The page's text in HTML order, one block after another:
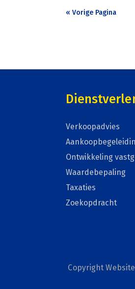
« Vorige Pagina
Verkoopadvies
Ontwikkeling
Waardebepaling
Taxaties
Zoekopdracht
Copyright Website